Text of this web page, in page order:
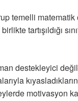
temelli
tartışıldığı
destekleyici
motivasyon